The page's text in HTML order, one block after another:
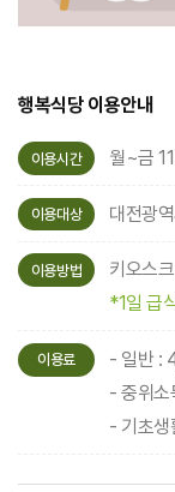
행복식당 이용안내
이용시간 월~금
이용대상 대전광
이용방법
키오스
*1일 급
이용료
- 일반 :
- 중위
- 기초생